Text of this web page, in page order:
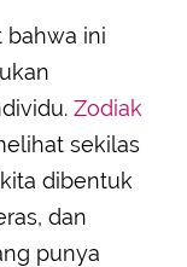
bahwa ini
Zodiak
sekilas
dibentuk
dan
punya